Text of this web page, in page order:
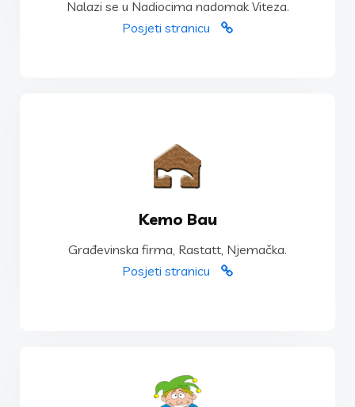
Nalazi se u Nadiocima nadomak Viteza.
Posjeti stranicu
Dolina Sreće
Kemo Bau
Građevinska firma, Rastatt, Njemačka.
Posjeti stranicu
Kemo Bau
POSJETI STRANICU